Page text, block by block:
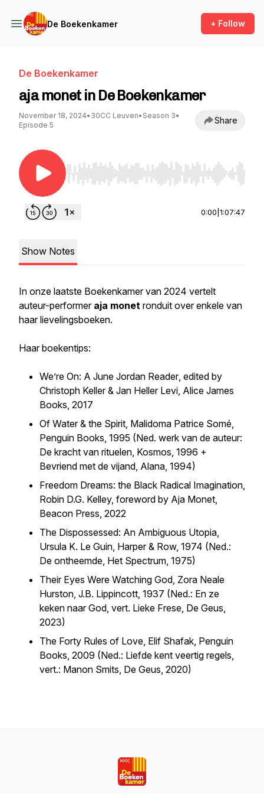
De Boekenkamer + Follow
De Boekenkamer
aja monet in De Boekenkamer
November 18, 2024• 30CC Leuven• Season 3•
Episode 5
Share
Use Left/Right to seek, Home/End to jump to
0:00 1:07:47
Show Notes
In onze laatste Boekenkamer van 2024 vertelt
auteur-performer aja monet ronduit over enkele van
haar lievelingsboeken.
Haar boekentips:
We’re On: A June Jordan Reader, edited by
Christoph Keller & Jan Heller Levi, Alice James
Books, 2017
Of Water & the Spirit, Malidoma Patrice Somé,
Penguin Books, 1995 (Ned. werk van de auteur:
De kracht van rituelen, Kosmos, 1996 +
Bevriend met de vijand, Alana, 1994)
Freedom Dreams: the Black Radical Imagination,
Robin D.G. Kelley, foreword by Aja Monet,
Beacon Press, 2022
The Dispossessed: An Ambiguous Utopia,
Ursula K. Le Guin, Harper & Row, 1974 (Ned.:
De ontheemde, Het Spectrum, 1975)
Their Eyes Were Watching God, Zora Neale
Hurston, J.B. Lippincott, 1937 (Ned.: En ze
keken naar God, vert. Lieke Frese, De Geus,
2023)
The Forty Rules of Love, Elif Shafak, Penguin
Books, 2009 (Ned.: Liefde kent veertig regels,
vert.: Manon Smits, De Geus, 2020)